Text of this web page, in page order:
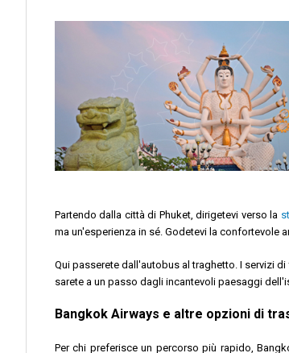
Partendo dalla città di Phuket, dirigetevi verso la
ma un'esperienza in sé. Godetevi la confortevole
Qui passerete dall'autobus al traghetto. I servizi
sarete a un passo dagli incantevoli paesaggi
Bangkok Airways e altre opzioni di
Per chi preferisce un percorso più rapido,